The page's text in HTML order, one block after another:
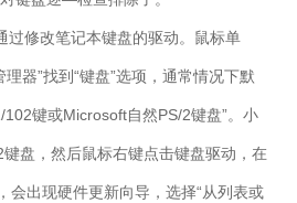
过修改笔记本键盘的驱动。鼠标单
理器”找到“键盘”选项，通常情况下默
键或Microsoft自然PS/2键盘”。小
盘，然后鼠标右键点击键盘驱动，在
会出现硬件更新向导，选择“从列表或